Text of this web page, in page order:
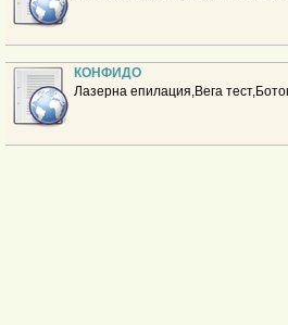
КОНФИДО
Лазерна епилация,Вега